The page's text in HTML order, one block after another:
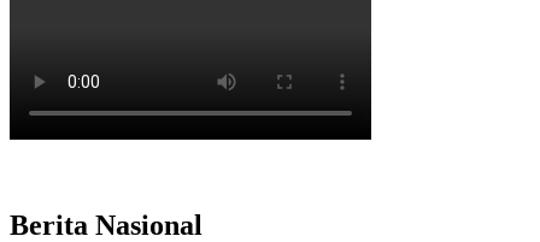
Berita Nasional